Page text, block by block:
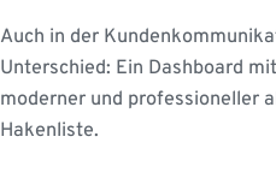
Auch in der
Unterschied: Ein Dashboard
moderner und professioneller
Hakenliste.